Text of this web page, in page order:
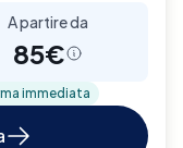
A partire da
85€
immediata